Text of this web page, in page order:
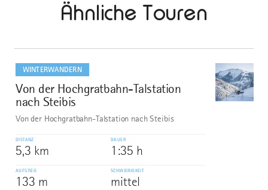
Ähnliche Touren
WINTERWANDERN
1
Von der Hochgratbahn-Talstation
nach Steibis
©
Von der Hochgratbahn-Talstation nach Steibis
DISTANZ
5,3 km
DAUER
1:35 h
AUFSTIEG
133 m
SCHWIERIGKEIT
mittel
dazu